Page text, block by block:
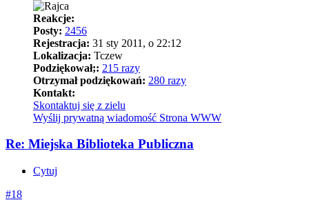
Reakcje:
Posty: 2456
Rejestracja: 31 sty 2011, o 22:12
Lokalizacja: Tczew
Podziękował;: 215 razy
Otrzymał podziękowań: 280 razy
Kontakt:
Skontaktuj się z zielu
Wyślij prywatną wiadomość Strona WWW
Re: Miejska Biblioteka Publiczna
Cytuj
#18